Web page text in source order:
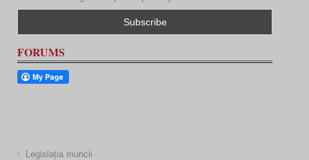
FORUMS
Legislația muncii